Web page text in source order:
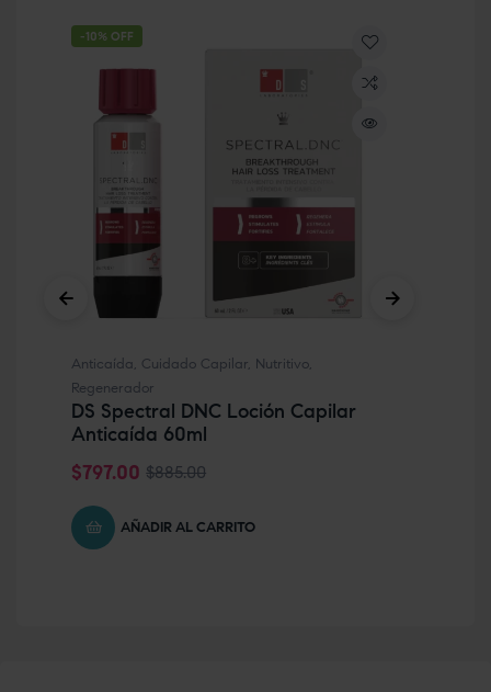
-10% OFF
Anticaída, Cuidado Capilar, Nutritivo,
Regenerador
DS Spectral DNC Loción Capilar
Anticaída 60ml
$885.00
$797.00
AÑADIR AL CARRITO